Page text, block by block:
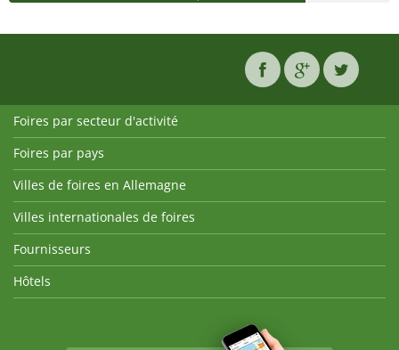
Foires par secteur d'activité
Foires par pays
Villes de foires en Allemagne
Villes internationales de foires
Fournisseurs
Hôtels